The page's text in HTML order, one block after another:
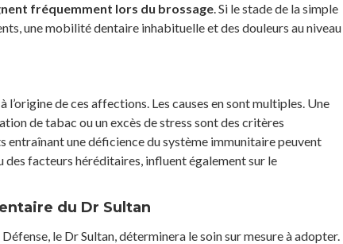
fréquemment lors du brossage. Si le stade de la simple
une mobilité dentaire inhabituelle et des douleurs au niveau
de ces affections. Les causes en sont multiples. Une
de tabac ou un excès de stress sont des critères
une déficience du système immunitaire peuvent
des facteurs héréditaires, influent également sur le
du Dr Sultan
le Dr Sultan, déterminera le soin sur mesure à adopter.